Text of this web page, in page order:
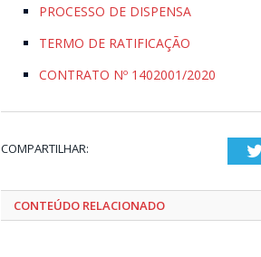
PROCESSO DE DISPENSA
TERMO DE RATIFICAÇÃO
CONTRATO Nº 1402001/2020
COMPARTILHAR:
CONTEÚDO RELACIONADO